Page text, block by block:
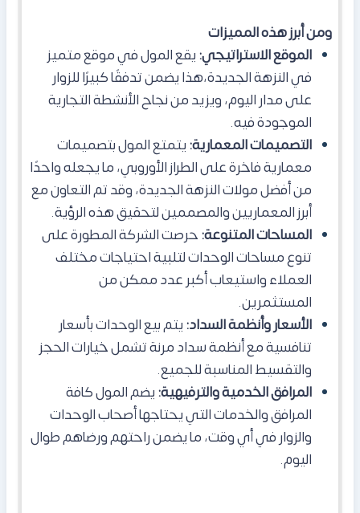
ومن أبرز هذه المميزات
الموقع الاستراتيجي:يقع المول في موقع متميز
في النزهة الجديدة،هذايضمن تدفقًا كبيرًا للزوار
على مدار اليوم، ويزيد من نجاح الأنشطة التجارية
الموجودة فيه.
التصميمات المعمارية:يتمتع المول بتصميمات
معمارية فاخرة على الطراز الأوروبي، ما يجعله واحدًا
من أفضل مولات النزهة الجديدة، وقد تم التعاون مع
أبرز المعماريين والمصممين لتحقيق هذه الرؤية.
المساحات المتنوعة:حرصت الشركة المطورة على
تنوع مساحات الوحدات لتلبية احتياجات مختلف
العملاء واستيعاب أكبر عدد ممكن من
المستثمرين.
الأسعار وأنظمة السداد:يتم بيع الوحدات بأسعار
تنافسية مع أنظمة سداد مرنة تشمل خيارات الحجز
والتقسيط المناسبة للجميع.
المرافق الخدمية والترفيهية:يضم المول كافة
المرافق والخدمات التي يحتاجها أصحاب الوحدات
والزوار في أي وقت، ما يضمن راحتهم ورضاهم طوال
اليوم.